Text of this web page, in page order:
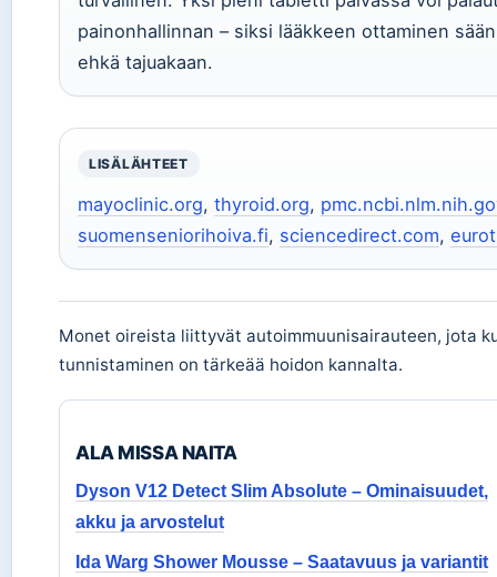
painonhallinnan – siksi lääkkeen ottaminen
ehkä tajuakaan.
LISÄLÄHTEET
mayoclinic.org, thyroid.org,
suomenseniorihoiva.fi, sciencedirect.com,
Monet oireista liittyvät autoimmuunisairauteen, jota
tunnistaminen on tärkeää hoidon kannalta.
ALA MISSA NAITA
Dyson V12 Detect Slim Absolute – Ominaisuudet,
akku ja arvostelut
Ida Warg Shower Mousse – Saatavuus ja variantit